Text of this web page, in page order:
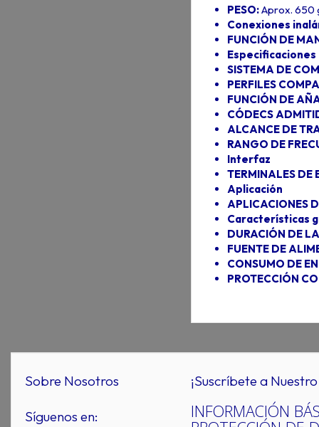
PESO:Aprox. 650
Conexiones
FUNCIÓN DE
SISTEMA DE
PERFILES
FUNCIÓN DE
CÓDECS
ALCANCE DE
RANGO DE
Interfaz
TERMINALES DE
Aplicación
APLICACIONES
Características
DURACIÓN DE
FUENTE DE
CONSUMO DE
PROTECCIÓN
Sobre Nosotros
Síguenos en:
¡Suscríbete a
INFORMACIÓN